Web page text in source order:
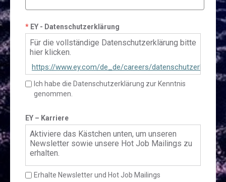
EY - Datenschutzerklärung
Für die vollständige Datenschutzerklärung bitte
hier klicken.
https://www.ey.com/de_de/careers/
talent-community
Ich habe die Datenschutzerklärung zur Kenntnis
genommen.
EY – Karriere
Aktiviere das Kästchen unten, um unseren
Newsletter sowie unsere Hot Job Mailings zu
erhalten.
Erhalte Newsletter und Hot Job Mailings